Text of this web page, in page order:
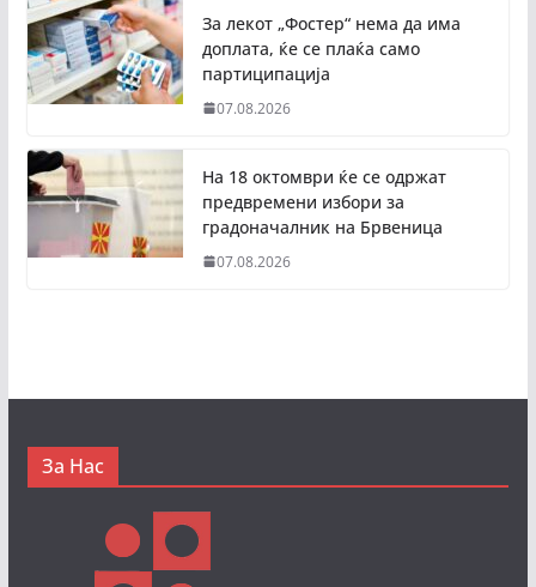
За лекот „Фостер“ нема да има
доплата, ќе се плаќа само
партиципација
07.08.2026
На 18 октомври ќе се одржат
предвремени избори за
градоначалник на Брвеница
07.08.2026
За Нас